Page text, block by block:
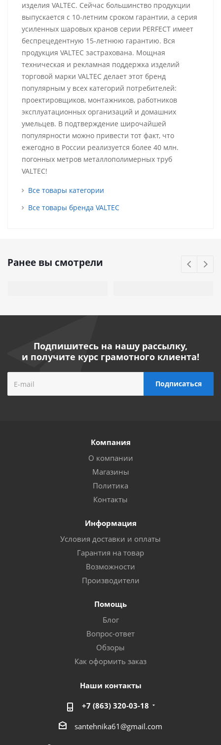
изделия VALTEC. Сейчас большинство продукции
выпускается с 10-летним сроком гарантии, а серия
усиленных шаровых кранов серии PERFECT имеет
беспрецедентную 15-летнюю гарантию. Вся
продукция VALTEC застрахована. Мощная
техническая и рекламная поддержка изделий
торговой марки VALTEC делает этот бренд
популярным у всех категорий потребителей:
проектировщиков, монтажников, работников
эксплуатационных организаций и домашних
умельцев. В подтверждение широчайшей
популярности можно привести тот факт, что
ежегодно в России реализуется более 40 млн.
погонных метров металлополимерных труб
VALTEC!
Все товары категории
Все товары бренда VALTEC
Ранее вы смотрели
Подпишитесь на нашу рассылку,
и получите курс грамотного клиента!
Компания
О компании
Магазины
Политика
Контакты
Информация
Условия доставки и оплаты
Гарантия на товар
Возможности
Производители
Помощь
Блог
Вопрос-ответ
Обзоры
Как оформить заказ
Наши контакты
+7 (863) 320-03-18
santehnika61@gmail.com